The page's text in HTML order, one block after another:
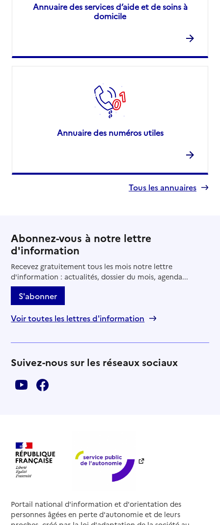
Annuaire des services d’aide et de soins à
domicile
Annuaire des numéros utiles
Tous les annuaires
Abonnez-vous à notre lettre
d'information
Recevez gratuitement tous les mois notre lettre
d'information : actualités, dossier du mois, agenda...
S'abonner
Voir toutes les lettres d'information
Suivez-nous sur les réseaux sociaux
Portail national d'information et d'orientation des
personnes âgées en perte d'autonomie et de leurs